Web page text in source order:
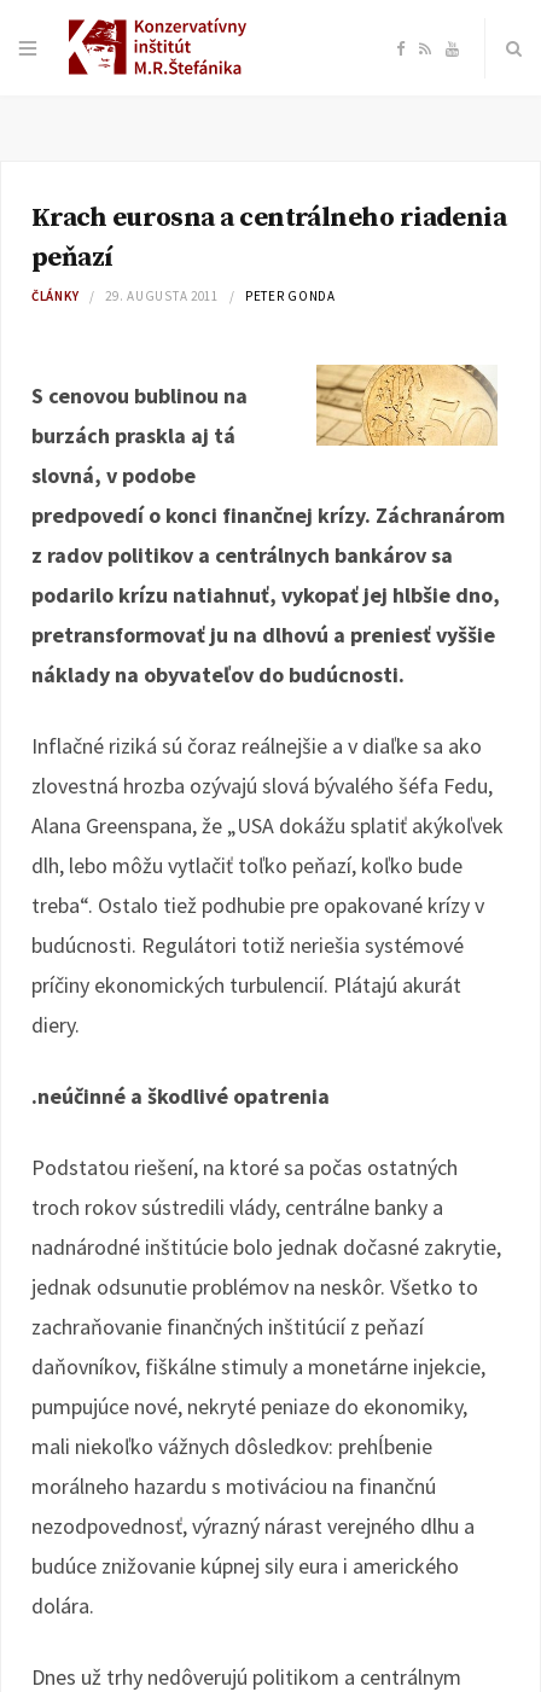
F
e
o
R Y
T
e
Krach eurosna a centrálneho riadenia
peňazí
ČLÁNKY 29. AUGUSTA 2011 PETER GONDA
S cenovou bublinou na
burzách praskla aj tá
slovná, v podobe
predpovedí o konci finančnej krízy. Záchranárom
z radov politikov a centrálnych bankárov sa
podarilo krízu natiahnuť, vykopať jej hlbšie dno,
pretransformovať ju na dlhovú a preniesť vyššie
náklady na obyvateľov do budúcnosti.
Inflačné riziká sú čoraz reálnejšie a v diaľke sa ako
zlovestná hrozba ozývajú slová bývalého šéfa Fedu,
Alana Greenspana, že „USA dokážu splatiť akýkoľvek
dlh, lebo môžu vytlačiť toľko peňazí, koľko bude
treba“. Ostalo tiež podhubie pre opakované krízy v
budúcnosti. Regulátori totiž neriešia systémové
príčiny ekonomických turbulencií. Plátajú akurát
diery.
.neúčinné a škodlivé opatrenia
Podstatou riešení, na ktoré sa počas ostatných
troch rokov sústredili vlády, centrálne banky a
nadnárodné inštitúcie bolo jednak dočasné zakrytie,
jednak odsunutie problémov na neskôr. Všetko to
zachraňovanie finančných inštitúcií z peňazí
daňovníkov, fiškálne stimuly a monetárne injekcie,
pumpujúce nové, nekryté peniaze do ekonomiky,
mali niekoľko vážnych dôsledkov: prehĺbenie
morálneho hazardu s motiváciou na finančnú
nezodpovednosť, výrazný nárast verejného dlhu a
budúce znižovanie kúpnej sily eura i amerického
dolára.
Dnes už trhy nedôverujú politikom a centrálnym